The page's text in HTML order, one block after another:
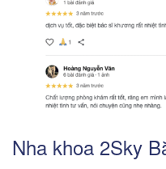
Nha khoa 2Sky